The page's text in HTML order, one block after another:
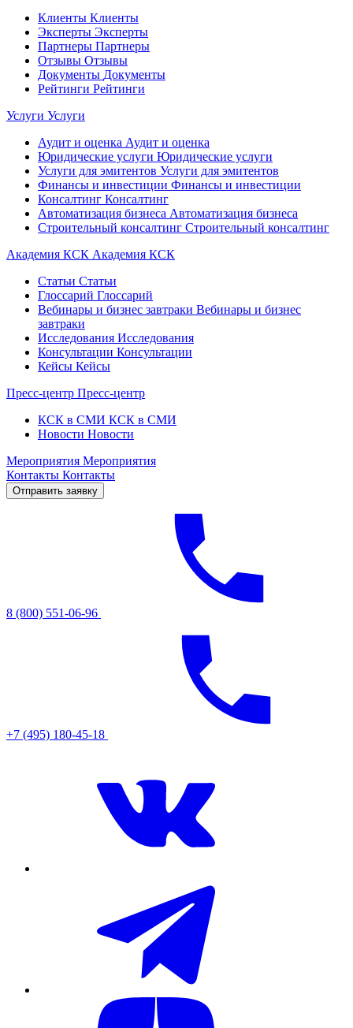
Клиенты Клиенты
Эксперты Эксперты
Партнеры Партнеры
Отзывы Отзывы
Документы Документы
Рейтинги Рейтинги
Услуги Услуги
Аудит и оценка Аудит и оценка
Юридические услуги Юридические услуги
Услуги для эмитентов Услуги для эмитентов
Финансы и инвестиции Финансы и инвестиции
Консалтинг Консалтинг
Автоматизация бизнеса Автоматизация бизнеса
Строительный консалтинг Строительный консалтинг
Академия КСК Академия КСК
Статьи Статьи
Глоссарий Глоссарий
Вебинары и бизнес завтраки Вебинары и бизнес
завтраки
Исследования Исследования
Консультации Консультации
Кейсы Кейсы
Пресс-центр Пресс-центр
КСК в СМИ КСК в СМИ
Новости Новости
Мероприятия Мероприятия
Контакты Контакты
Отправить заявку
8 (800) 551-06-96
+7 (495) 180-45-18